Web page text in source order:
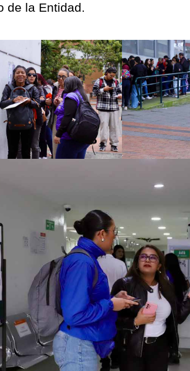
de la Entidad.